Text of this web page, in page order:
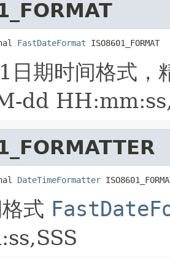
FastDateFormat ISO8601_FORMAT
日期时间格式，
dd
DateTimeFormatter
式